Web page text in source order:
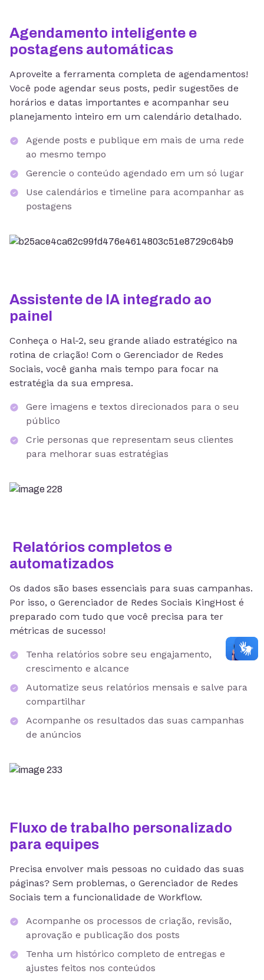
Agendamento inteligente e
postagens automáticas
Aproveite a ferramenta completa de agendamentos!
Você pode agendar seus posts, pedir sugestões de
horários e datas importantes e acompanhar seu
planejamento inteiro em um calendário detalhado.
Agende posts e publique em mais de uma rede
ao mesmo tempo
Gerencie o conteúdo agendado em um só lugar
Use calendários e timeline para acompanhar as
postagens
Assistente de IA integrado ao
painel
Conheça o Hal-2, seu grande aliado estratégico na
rotina de criação! Com o Gerenciador de Redes
Sociais, você ganha mais tempo para focar na
estratégia da sua empresa.
Gere imagens e textos direcionados para o seu
público
Crie personas que representam seus clientes
para melhorar suas estratégias
Relatórios completos e
automatizados
Os dados são bases essenciais para suas campanhas.
Por isso, o Gerenciador de Redes Sociais KingHost é
preparado com tudo que você precisa para ter
métricas de sucesso!
Tenha relatórios sobre seu engajamento,
crescimento e alcance
Automatize seus relatórios mensais e salve para
compartilhar
Acompanhe os resultados das suas campanhas
de anúncios
Fluxo de trabalho personalizado
para equipes
Precisa envolver mais pessoas no cuidado das suas
páginas? Sem problemas, o Gerenciador de Redes
Sociais tem a funcionalidade de Workflow.
Acompanhe os processos de criação, revisão,
aprovação e publicação dos posts
Tenha um histórico completo de entregas e
ajustes feitos nos conteúdos